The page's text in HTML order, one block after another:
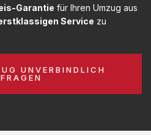
Garantie für Ihren Umzug aus
Service zu
UNVERBINDLICH